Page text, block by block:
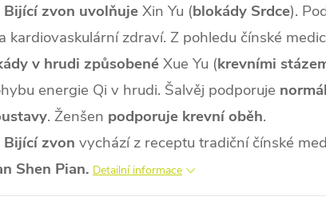
Bijící zvon uvolňujeXin Yu (blokády Srdce).
kardiovaskulární zdraví. Z pohledu čínské
v hrudi způsobenéXue Yu (krevními
energie Qi v hrudi. Šalvěj podporuje
. Ženšen podporuje krevní oběh.
Bijící zvon vychází z receptu tradiční čínské
Shen Pian. Detailní informace